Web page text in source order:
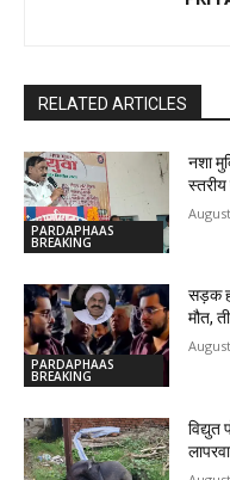
RELATED ARTICLES
PARDAPHAAS
BREAKING
नशा
स्तरीय
PARDAPHAAS
BREAKING
सड़क
मौत,